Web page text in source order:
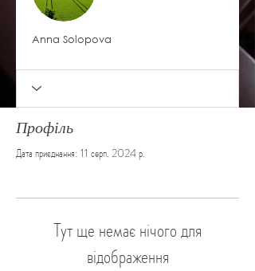
Anna Solopova
Профіль
Дата приєднання: 11 серп. 2024 р.
Тут ще немає нічого для
відображення